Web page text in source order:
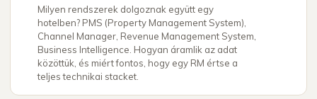
Milyen rendszerek dolgoznak együtt egy
hotelben? PMS (Property Management System),
Channel Manager, Revenue Management System,
Business Intelligence. Hogyan áramlik az adat
közöttük, és miért fontos, hogy egy RM értse a
teljes technikai stacket.